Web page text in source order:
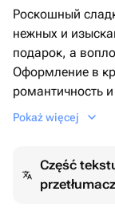
Роскошный
нежных и
подарок, а
Оформление в
романтичность
Такой букет
сделать день
Pokaż więcej
Część